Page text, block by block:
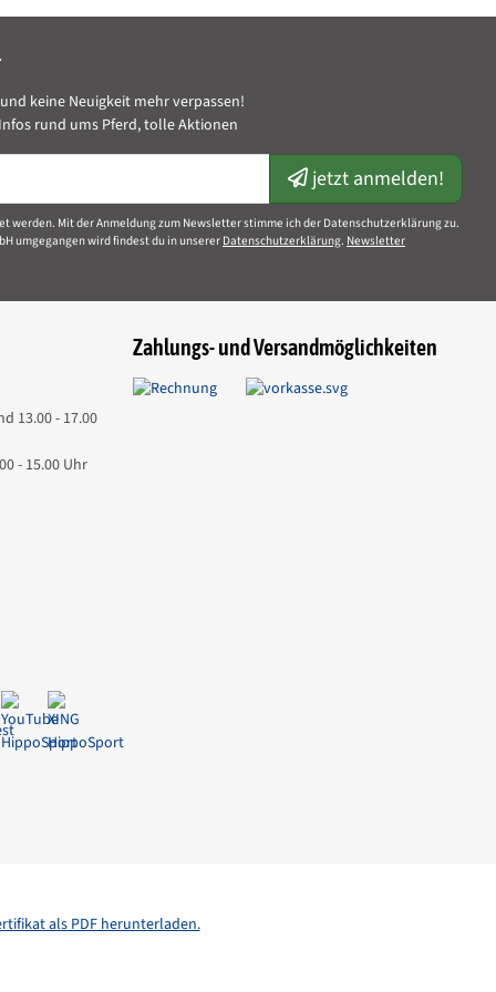
keine Neuigkeit mehr verpassen!
rund ums Pferd, tolle Aktionen
jetzt anmelden!
werden. Mit der Anmeldung zum Newsletter stimme ich der Datenschutzerklärung zu.
umgegangen wird findest du in unsererDatenschutzerklärung. Newsletter
13.00 - 17.00
- 15.00 Uhr
Zahlungs- und Versandmöglichkeiten
als PDF herunterladen.